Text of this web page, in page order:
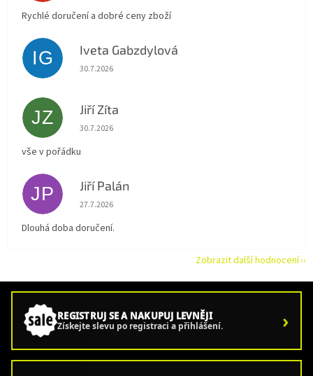
Rychlé doručení a dobré ceny zboží
IG Iveta Gabzdylová
Hodnocení obchodu je 5 z 5 hvězdiček.
30.7.2026
JZ Jiří Zíta
Hodnocení obchodu je 5 z 5 hvězdiček.
30.7.2026
vše v pořádku
JP Jiří Palán
Hodnocení obchodu je 5 z 5 hvězdiček.
27.7.2026
Dlouhá doba doručení.
Zobrazit další hodnocení
REGISTRUJ SE A NAKUPUJ LEVNĚJI
Získejte slevu po registraci a přihlášení. ›